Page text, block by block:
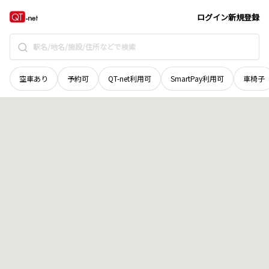
ログイン新規登録
空車あり 予約可 QT-net利用可 SmartPay利用可 車椅子
奈良県